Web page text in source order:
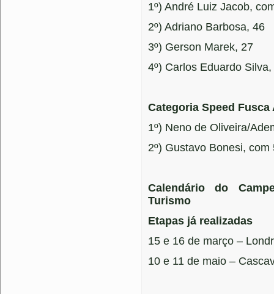
1º) André Luiz Jacob,
2º) Adriano Barbosa, 46
3º) Gerson Marek, 27
4º) Carlos Eduardo
Categoria Speed Fusca
1º) Neno de Oliveira/
2º) Gustavo Bonesi, com
Calendário do
Turismo
Etapas já realizadas
15 e 16 de março –
10 e 11 de maio –